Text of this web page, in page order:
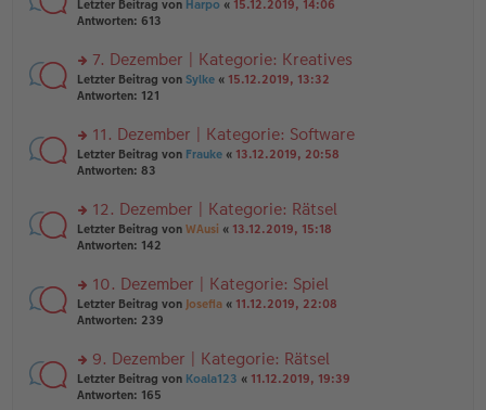
a
g
er
tr
a
g
g
el
e
n
er
tr
a
g
rs
te
n
g
el
e
n
er
tr
a
g
Letzter Beitrag von Harpo « 15.12.2019, 14:06
Antworten: 613
rs
te
n
g
el
e
n
er
tr
a
g
7. Dezember | Kategorie: Kreatives
Letzter Beitrag von Sylke « 15.12.2019, 13:32
Antworten: 121
rs
te
n
g
el
e
n
er
tr
a
g
11. Dezember | Kategorie: Software
Letzter Beitrag von Frauke « 13.12.2019, 20:58
Antworten: 83
rs
te
n
g
el
e
n
er
12. Dezember | Kategorie: Rätsel
Letzter Beitrag von WAusi « 13.12.2019, 15:18
Antworten: 142
rs
te
n
g
el
10. Dezember | Kategorie: Spiel
Letzter Beitrag von Josefia « 11.12.2019, 22:08
Antworten: 239
rs
te
9. Dezember | Kategorie: Rätsel
Letzter Beitrag von Koala123 « 11.12.2019, 19:39
Antworten: 165